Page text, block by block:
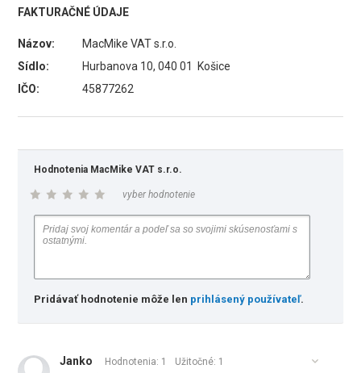
FAKTURAČNÉ ÚDAJE
Názov:
MacMike VAT s.r.o.
Sídlo:
Hurbanova 10, 040 01 Košice
IČO:
45877262
Hodnotenia MacMike VAT s.r.o.
vyber hodnotenie
Pridávať hodnotenie môže len prihlásený používateľ.
Janko Hodnotenia: 1 Užitočné: 1